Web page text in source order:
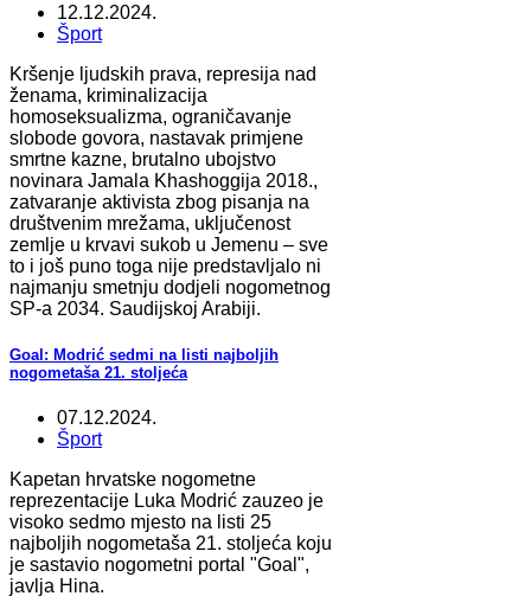
12.12.2024.
Šport
Kršenje ljudskih prava, represija nad
ženama, kriminalizacija
homoseksualizma, ograničavanje
slobode govora, nastavak primjene
smrtne kazne, brutalno ubojstvo
novinara Jamala Khashoggija 2018.,
zatvaranje aktivista zbog pisanja na
društvenim mrežama, uključenost
zemlje u krvavi sukob u Jemenu – sve
to i još puno toga nije predstavljalo ni
najmanju smetnju dodjeli nogometnog
SP-a 2034. Saudijskoj Arabiji.
Goal: Modrić sedmi na listi najboljih
nogometaša 21. stoljeća
07.12.2024.
Šport
Kapetan hrvatske nogometne
reprezentacije Luka Modrić zauzeo je
visoko sedmo mjesto na listi 25
najboljih nogometaša 21. stoljeća koju
je sastavio nogometni portal "Goal",
javlja Hina.